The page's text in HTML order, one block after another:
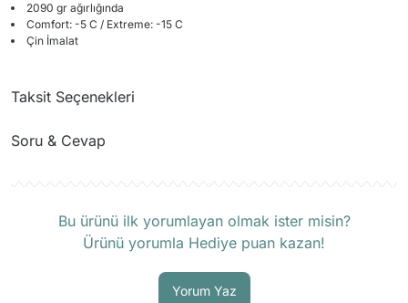
2090 gr ağırlığında
Comfort: -5 C / Extreme: -15 C
Çin İmalat
Taksit Seçenekleri
Soru & Cevap
Bu ürünü ilk yorumlayan olmak ister misin?
Ürünü yorumla Hediye puan kazan!
Yorum Yaz